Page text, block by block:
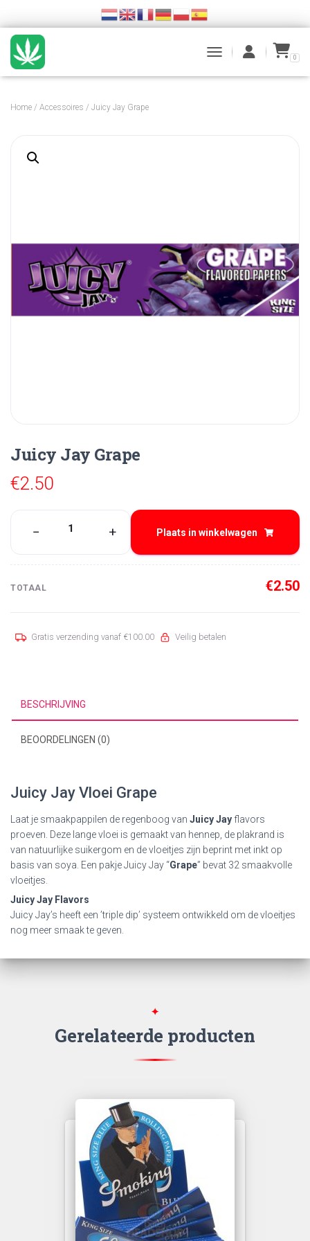
TOGGLE NAVIGATION0
Home / Accessoires / Juicy Jay Grape
Juicy Jay Grape
€2.50
− + Plaats in winkelwagen
TOTAAL €2.50
Gratis verzending vanaf €100.00 Veilig betalen
BESCHRIJVING
BEOORDELINGEN (0)
Juicy Jay Vloei Grape
Laat je smaakpappilen de regenboog van Juicy Jay flavors
proeven. Deze lange vloei is gemaakt van hennep, de plakrand is
van natuurlijke suikergom en de vloeitjes zijn beprint met inkt op
basis van soya. Een pakje Juicy Jay “Grape” bevat 32 smaakvolle
vloeitjes.
Juicy Jay Flavors
Juicy Jay’s heeft een ’triple dip’ systeem ontwikkeld om de vloeitjes
nog meer smaak te geven.
Gerelateerde producten